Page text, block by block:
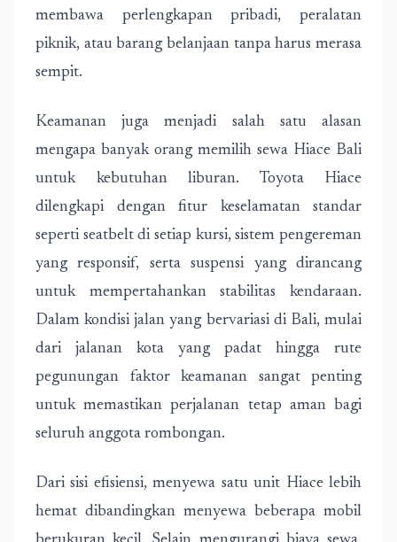
membawa perlengkapan pribadi, peralatan
piknik, atau barang belanjaan tanpa harus merasa
sempit.
Keamanan juga menjadi salah satu alasan
mengapa banyak orang memilih sewa Hiace Bali
untuk kebutuhan liburan. Toyota Hiace
dilengkapi dengan fitur keselamatan standar
seperti seatbelt di setiap kursi, sistem pengereman
yang responsif, serta suspensi yang dirancang
untuk mempertahankan stabilitas kendaraan.
Dalam kondisi jalan yang bervariasi di Bali, mulai
dari jalanan kota yang padat hingga rute
pegunungan faktor keamanan sangat penting
untuk memastikan perjalanan tetap aman bagi
seluruh anggota rombongan.
Dari sisi efisiensi, menyewa satu unit Hiace lebih
hemat dibandingkan menyewa beberapa mobil